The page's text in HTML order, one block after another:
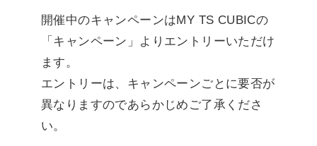
開催中のキャンペーンはMY TS CUBICの
「キャンペーン」よりエントリーいただけ
ます。
エントリーは、キャンペーンごとに要否が
異なりますのであらかじめご了承くださ
い。